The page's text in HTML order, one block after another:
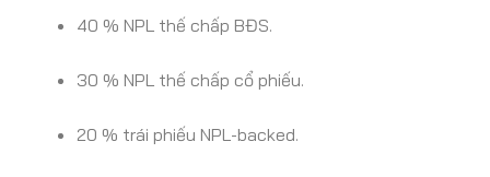
40 % NPL thế chấp BĐS.
30 % NPL thế chấp cổ phiếu.
20 % trái phiếu NPL-backed.